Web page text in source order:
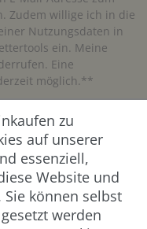
Zudem willige ich in die
Nutzungsdaten in
ein. Meine
Eine
möglich.**
sich um ein Pflichtfeld.
zu
auf unserer
essenziell,
Website und
können selbst
werden